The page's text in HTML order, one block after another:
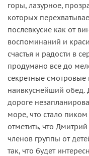
горы, лазурное,
которых
послевкусие как от
воспоминаний и
счастья и радости в
продумано все до
секретные
наивкуснейший обед.
дороге
море, что стало
отметить, что
членов группы от
так, что будет